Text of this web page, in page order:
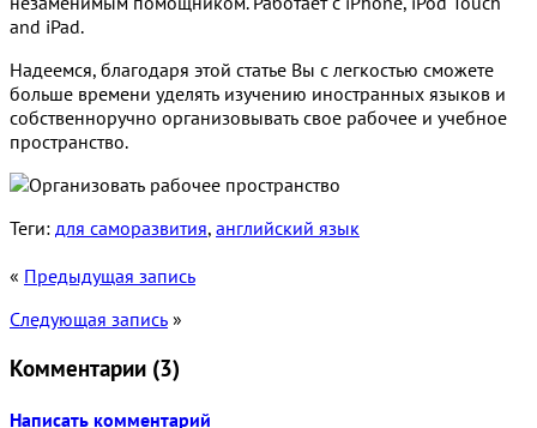
and iPad.
Надеемся, благодаря этой статье Вы с легкостью сможете
больше времени уделять изучению иностранных языков и
собственноручно организовывать свое рабочее и учебное
пространство.
Теги: для саморазвития, английский язык
« Предыдущая запись
Следующая запись »
Комментарии (3)
Написать комментарий